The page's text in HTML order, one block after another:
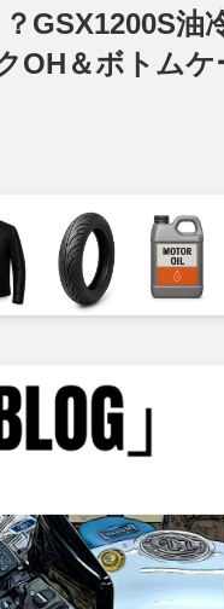
？GSX1200S
OH＆ボトム